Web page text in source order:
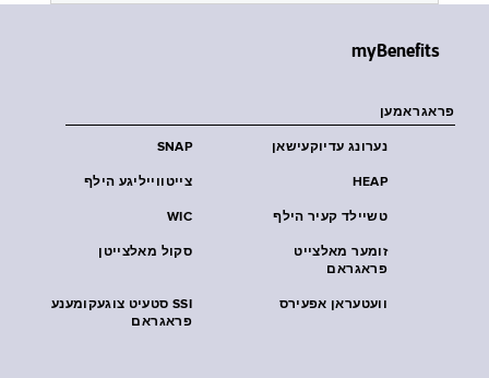
myBenefits
פראגראמען
SNAP נערונג עדיוקעישאן
צייטווייליגע הילף HEAP
WIC טשיילד קעיר הילף
סקול מאלצייטן
זומער מאלצייט
פראגראם
SSI סטעיט צוגעקומענע
פראגראם
וועטעראן אפעירס